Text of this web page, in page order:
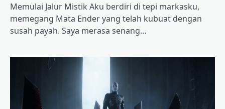
Memulai Jalur Mistik Aku berdiri di tepi markasku,
memegang Mata Ender yang telah kubuat dengan
susah payah. Saya merasa senang…